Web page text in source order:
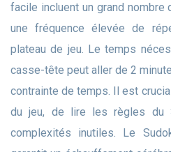
facile incluent un grand
une fréquence élevée de
plateau de jeu. Le temps
casse-tête peut aller de 2
contrainte de temps. Il est
du jeu, de lire les règles du
complexités inutiles. Le